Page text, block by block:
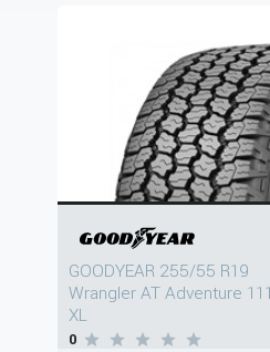
GOODYEAR 255/55 R19
Wrangler AT Adventure
XL
0